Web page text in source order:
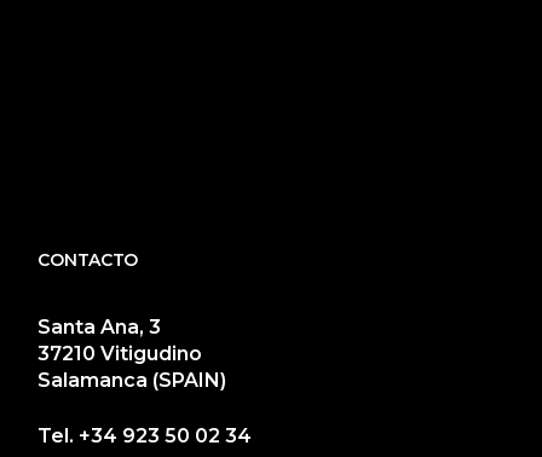
CONTACTO
Santa Ana, 3
37210 Vitigudino
Salamanca (SPAIN)
Tel. +34 923 50 02 34